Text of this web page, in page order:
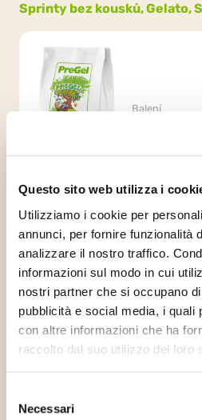
Questo sito web utilizza i
Utilizziamo i cookie per
annunci, per fornire funzionalità
analizzare il nostro traffico.
informazioni sul modo in cui
nostri partner che si occupano
pubblicità e social media, i quali
con altre informazioni che ha
raccolto dal suo utilizzo dei loro
delNecessari
Sprinty bez kousků,Gelato,
Balení
12 sáčky
Dairy free